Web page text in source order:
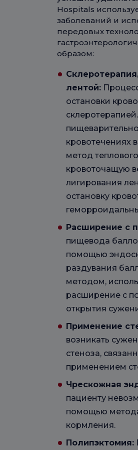
Hospitals
заболеваний и
передовых
образом:
лентой:
остановки
кровотечениях
метод
кровоточащую
лигирования
остановку
Расширение с
пищевода
помощью
раздувания
методом,
расширение с
открытия
Применение
возникать
стеноза,
применением
Чрескожная
пациенту
помощью
кормления.
Полипэктомия: